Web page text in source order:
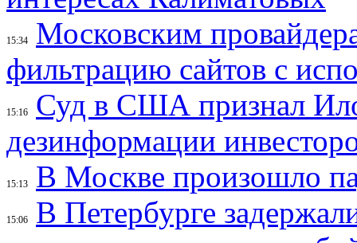
15:34
Московским
фильтрацию сайтов с
15:16
Суд в США признал
дезинформации
15:13 В Москве произошло
15:06
В Петербурге